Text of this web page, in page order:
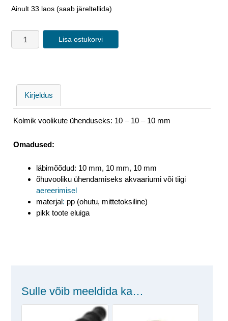
Ainult 33 laos (saab järeltellida)
Lisa ostukorvi
Kirjeldus
Kolmik voolikute ühenduseks: 10 – 10 – 10 mm
Omadused:
läbimõõdud: 10 mm, 10 mm, 10 mm
õhuvooliku ühendamiseks akvaariumi või tiigi
aereerimisel
materjal: pp (ohutu, mittetoksiline)
pikk toote eluiga
Sulle võib meeldida ka…